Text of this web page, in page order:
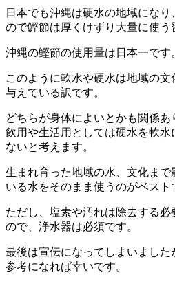
日本でも沖縄は硬水の地域になり
ので鰹節は厚くけずり大量に使う
沖縄の鰹節の使用量は日本一です
このように軟水や硬水は地域の文
与えている訳です。
どちらが身体によいとかも関係あ
飲用や生活用としては硬水を軟水
ないと考えます。
生まれ育った地域の水、文化まで
いる水をそのまま使うのがベスト
ただし、塩素や汚れは除去する必
ので、浄水器は必須です。
最後は宣伝になってしまいました
参考になれば幸いです。